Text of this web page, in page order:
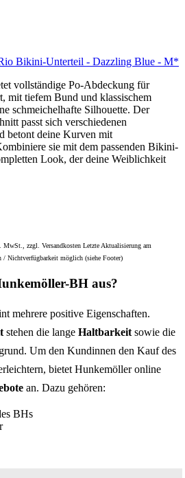
Bikini-Unterteil - Dazzling Blue - M*
vollständige Po-Abdeckung für
mit tiefem Bund und klassischem
schmeichelhafte Silhouette. Der
passt sich verschiedenen
betont deine Kurven mit
sie mit dem passenden Bikini-
Look, der deine Weiblichkeit
MwSt., zzgl. Versandkosten Letzte Aktualisierung am
/ Nichtverfügbarkeit möglich (siehe Footer)
BH aus?
mehrere positive Eigenschaften.
stehen die lange Haltbarkeit sowie die
Um den Kundinnen den Kauf des
bietet Hunkemöller online
an. Dazu gehören:
BHs